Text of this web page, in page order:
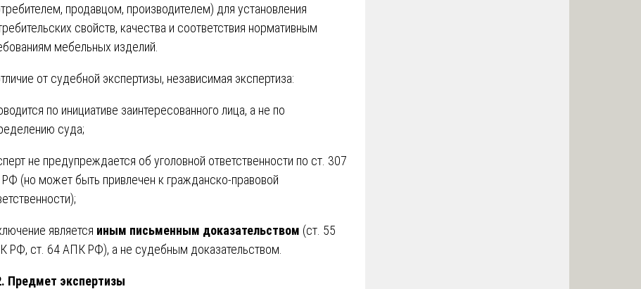
продавцом, производителем) для установления
свойств, качества и соответствия нормативным
мебельных изделий.
от судебной экспертизы, независимая экспертиза:
по инициативе заинтересованного лица, а не по
суда;
не предупреждается об уголовной ответственности по ст. 307
(но может быть привлечен к гражданско-правовой
является иным письменным доказательством (ст. 55
РФ, ст. 64 АПК РФ), а не судебным доказательством.
Предмет экспертизы